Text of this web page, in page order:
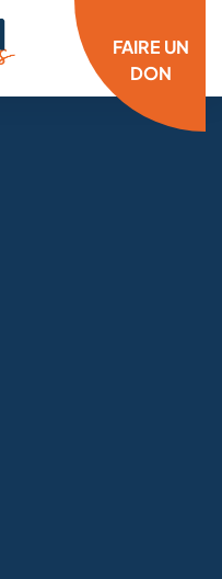
FAIRE UN
DON